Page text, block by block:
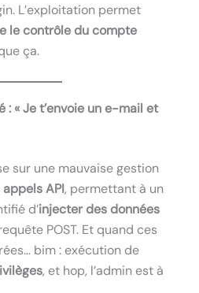
L’exploitation permet
le contrôle du compte
ça.
: « Je t’envoie un e-mail et
sur une mauvaise gestion
API, permettant à un
d’injecter des données
POST. Et quand ces
bim : exécution de
, et hop, l’admin est à